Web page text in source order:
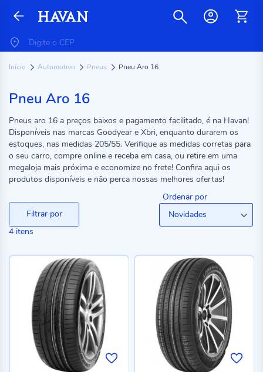
Início Automotivo Pneus Pneu Aro 16
Pneu Aro 16
Pneus aro 16 a preços baixos e pagamento facilitado, é na Havan!
Disponíveis nas marcas Goodyear e Xbri, enquanto durarem os
estoques, nas medidas 205/55. Verifique as medidas corretas para
o seu carro, compre online e receba em casa, ou retire em uma
megaloja mais próxima e economize no frete! Confira aqui os
produtos disponíveis e não perca nossas melhores ofertas!
4 itens
Filtrar por
Ordenar por